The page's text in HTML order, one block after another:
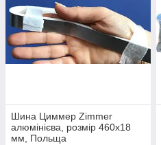
Шина Циммер Zimmer
алюмінієва, розмір 460х18
мм, Польща